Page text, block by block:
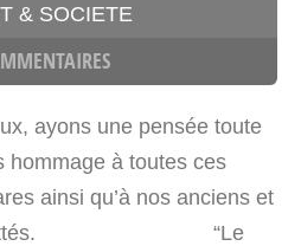
& SOCIETE
ayons une pensée toute
hommage à toutes ces
ainsi qu’à nos anciens et
ont quittés. “Le